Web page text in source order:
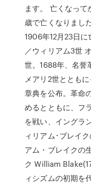
ます。 亡くなっ
歳で亡くなりまし
1906年12月23日
／ウィリアム3世
世。1688年、名誉
メアリ2世ととも
章典を公布。革命
めるとともに、フ
を戦い、イングラ
ィリアム･ブレイ
アム・ブレイクの
ク William
ィシズムの初期を